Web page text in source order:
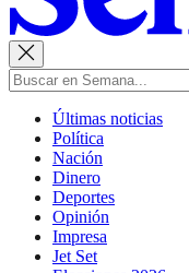
Últimas noticias
Política
Nación
Dinero
Deportes
Opinión
Impresa
Jet Set